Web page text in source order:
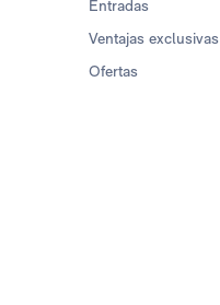
Entradas
Ventajas exclusivas
Ofertas